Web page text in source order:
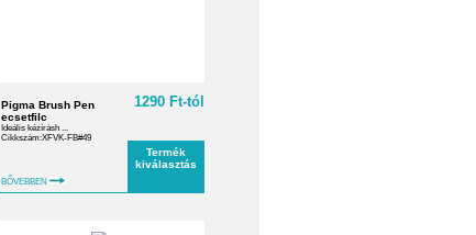
Pigma Brush Pen
ecsetfilc
Ideális kézírásh ...
Cikkszám:XFVK-FB#49
BŐVEBBEN
1290 Ft-tól
Termék
kiválasztás